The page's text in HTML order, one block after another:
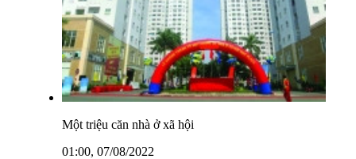
Một triệu căn nhà ở xã hội
01:00, 07/08/2022